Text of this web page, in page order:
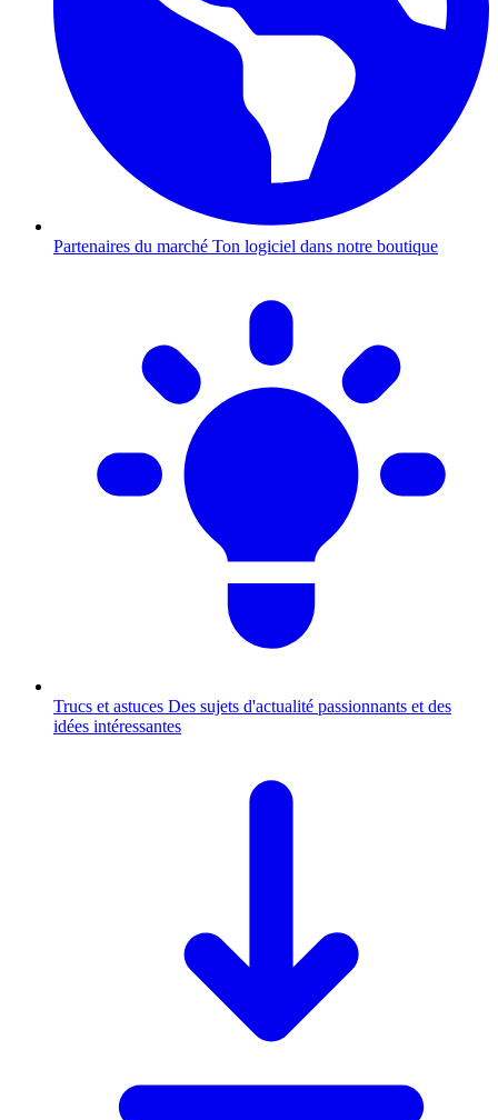
Partenaires du marché Ton logiciel dans notre boutique
Trucs et astuces Des sujets d'actualité passionnants et des
idées intéressantes